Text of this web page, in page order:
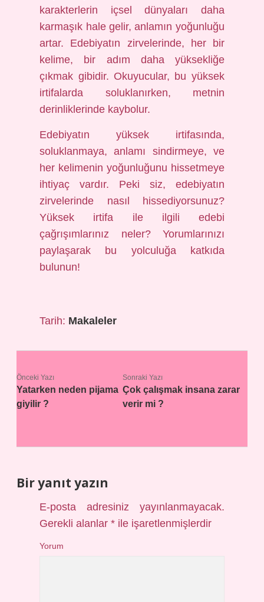
karakterlerin içsel dünyaları daha
karmaşık hale gelir, anlamın yoğunluğu
artar. Edebiyatın zirvelerinde, her bir
kelime, bir adım daha yüksekliğe
çıkmak gibidir. Okuyucular, bu yüksek
irtifalarda soluklanırken, metnin
derinliklerinde kaybolur.
Edebiyatın yüksek irtifasında,
soluklanmaya, anlamı sindirmeye, ve
her kelimenin yoğunluğunu hissetmeye
ihtiyaç vardır. Peki siz, edebiyatın
zirvelerinde nasıl hissediyorsunuz?
Yüksek irtifa ile ilgili edebi
çağrışımlarınız neler? Yorumlarınızı
paylaşarak bu yolculuğa katkıda
bulunun!
Tarih: Makaleler
Önceki Yazı
Yatarken neden pijama
giyilir ?
Sonraki Yazı
Çok çalışmak insana zarar
verir mi ?
Bir yanıt yazın
E-posta adresiniz yayınlanmayacak.
Gerekli alanlar* ile işaretlenmişlerdir
Yorum